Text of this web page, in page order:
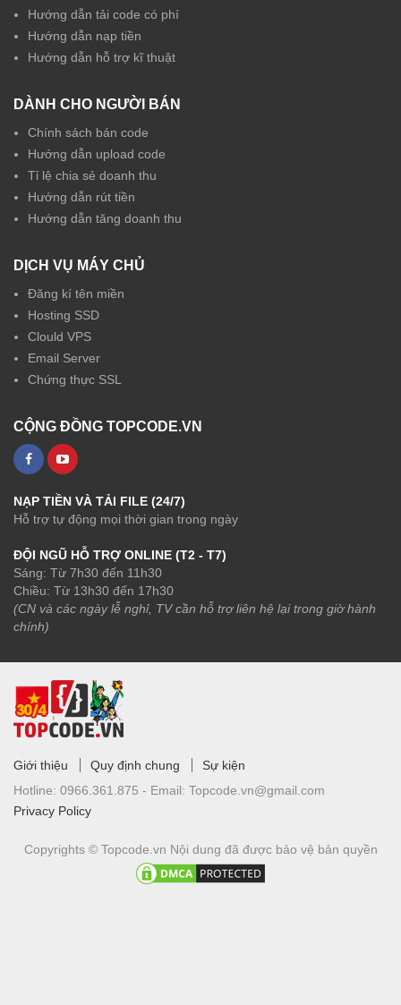
Hướng dẫn tải code có phí
Hướng dẫn nạp tiền
Hướng dẫn hỗ trợ kĩ thuật
DÀNH CHO NGƯỜI BÁN
Chính sách bán code
Hướng dẫn upload code
Tỉ lệ chia sẻ doanh thu
Hướng dẫn rút tiền
Hướng dẫn tăng doanh thu
DỊCH VỤ MÁY CHỦ
Đăng kí tên miền
Hosting SSD
Clould VPS
Email Server
Chứng thực SSL
CỘNG ĐỒNG TOPCODE.VN
NẠP TIỀN VÀ TẢI FILE (24/7)
Hỗ trợ tự động mọi thời gian trong ngày
ĐỘI NGŨ HỖ TRỢ ONLINE (T2 - T7)
Sáng: Từ 7h30 đến 11h30
Chiều: Từ 13h30 đến 17h30
(CN và các ngày lễ nghỉ, TV cần hỗ trợ liên hệ lại trong giờ hành
chính)
Giới thiệu Quy định chung
Sự kiện
Hotline: 0966.361.875 - Email: Topcode.vn@gmail.com
Privacy Policy
Copyrights © Topcode.vn Nội dung đã được bảo vệ bản quyền